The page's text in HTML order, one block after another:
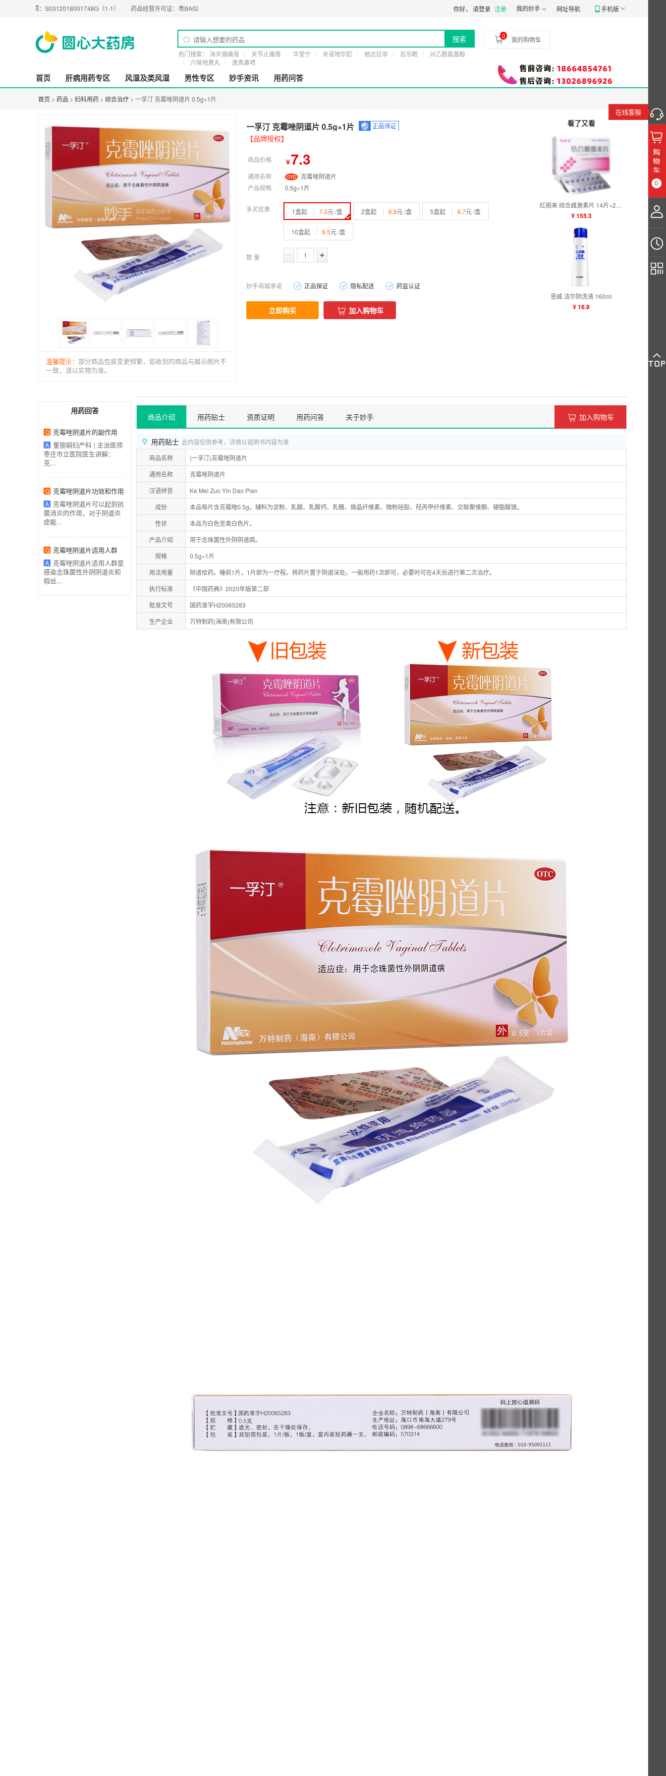
S0312018001748G（1-1） 药品经营许可证：粤BA0200274 粤穗食药监械经营备20191807号 食品经营许可证： JY14401030058197
你好， 请登录 注册 我的妙手 网址导航 手机版
搜索
热门搜索： 消炎镇痛膏 关节止痛膏 华堂宁 米诺地尔酊 他达拉非 百乐眠
对乙酰氨基酚
六味地黄丸
逸青鼻喷
0 我的购物车
首页 肝病用药专区 风湿及类风湿 男性专区 妙手资讯 用药问答
在线客服
0
首页 > 药品 > 妇科用药 > 综合治疗 > 一孚汀 克霉唑阴道片 0.5g×1片
温馨提示：部分商品包装变更频繁，如收到的商品与展示图片不
一致，请以实物为准。
一孚汀 克霉唑阴道片 0.5g×1片
【品牌授权】
商品价格 ￥7.3
通用名称
克霉唑阴道片
产品规格
0.5g×1片
多买优惠 1盒起 7.3元 /盒 2盒起 6.9元 /盒 5盒起 6.7元 /盒
10盒起 6.5元 /盒
数 量
妙手商城承诺 正品保证 隐私配送 药监认证
立即购买 加入购物车
看了又看
¥ 155.3
恩威 洁尔阴洗液 160ml
¥ 16.9
用药回答
Q 克霉唑阴道片的副作用
A 董丽娟妇产科 | 主治医师
枣庄市立医院医生讲解：
克...
Q 克霉唑阴道片功效和作用
A 克霉唑阴道片可以起到抗
菌消炎的作用，对于阴道炎
症能...
Q 克霉唑阴道片适用人群
A 克霉唑阴道片适用人群是
感染念珠菌性外阴阴道炎和
假丝...
商品介绍 用药贴士 资质证明 用药问答 关于妙手 加入购物车
用药贴士 此内容仅供参考，详情以说明书内容为准
商品名称
(一孚汀)克霉唑阴道片
通用名称
克霉唑阴道片
汉语拼音
Ke Mei Zuo Yin Dao Pian
成份
本品每片含克霉唑0.5g。辅料为淀粉、乳酸、乳酸钙、乳糖、微晶纤维素、微粉硅胶、羟丙甲纤维素、交联聚维酮、硬脂酸镁。
性状
本品为白色至类白色片。
产品介绍
用于念珠菌性外阴阴道病。
规格
0.5g×1片
用法用量
阴道给药。睡前1片，1片即为一疗程。将药片置于阴道深处。一般用药1次即可，必要时可在4天后进行第二次治疗。
执行标准
《中国药典》2020年版第二部
批准文号
国药准字H20065283
生产企业
万特制药(海南)有限公司